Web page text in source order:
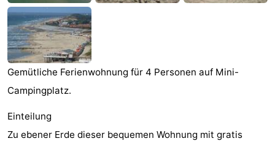
Joossesweg
-
Kustlicht
-
Meerpaal
-
Strandcamping
Gemütliche Ferienwohnung für 4 Personen auf Mini-
Campingplatz.
Einteilung
Zu ebener Erde dieser bequemen Wohnung mit gratis